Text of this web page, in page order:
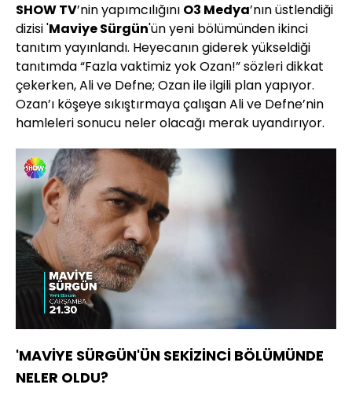
SHOW TV’nin yapımcılığını O3 Medya’nın üstlendiği
dizisi 'Maviye Sürgün'ün yeni bölümünden ikinci
tanıtım yayınlandı. Heyecanın giderek yükseldiği
tanıtımda “Fazla vaktimiz yok Ozan!” sözleri dikkat
çekerken, Ali ve Defne; Ozan ile ilgili plan yapıyor.
Ozan’ı köşeye sıkıştırmaya çalışan Ali ve Defne’nin
hamleleri sonucu neler olacağı merak uyandırıyor.
Sesi
Aç
Yüklendi
Hızı
'MAVİYE SÜRGÜN'ÜN SEKİZİNCİ BÖLÜMÜNDE
NELER OLDU?